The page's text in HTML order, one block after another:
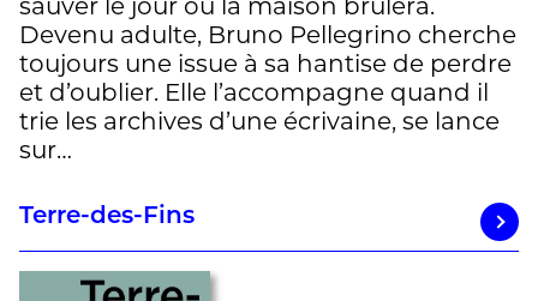
sauver le jour où la maison brûlera.
Devenu adulte, Bruno Pellegrino cherche
toujours une issue à sa hantise de perdre
et d’oublier. Elle l’accompagne quand il
trie les archives d’une écrivaine, se lance
sur…
Terre-des-Fins